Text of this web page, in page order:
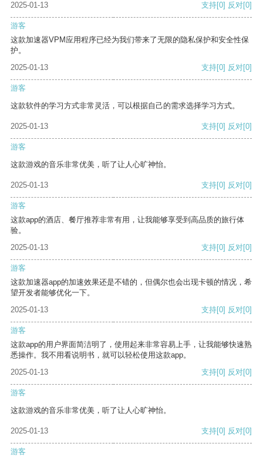
2025-01-13 支持[0] 反对[0]
游客
这款加速器VPM应用程序已经为我们带来了无限的隐私保护和安全性保
护。
2025-01-13
支持[0] 反对[0]
游客
这款软件的学习方式非常灵活，可以根据自己的需求选择学习方式。
2025-01-13 支持[0] 反对[0]
游客
这款游戏的音乐非常优美，听了让人心旷神怡。
2025-01-13 支持[0] 反对[0]
游客
这款app的酒店、餐厅推荐非常有用，让我能够享受到高品质的旅行体
验。
2025-01-13
支持[0] 反对[0]
游客
这款加速器app的加速效果还是不错的，但偶尔也会出现卡顿的情况，希
望开发者能够优化一下。
2025-01-13
支持[0] 反对[0]
游客
这款app的用户界面简洁明了，使用起来非常容易上手，让我能够快速熟
悉操作。我不用看说明书，就可以轻松使用这款app。
2025-01-13
支持[0] 反对[0]
游客
这款游戏的音乐非常优美，听了让人心旷神怡。
2025-01-13 支持[0] 反对[0]
游客